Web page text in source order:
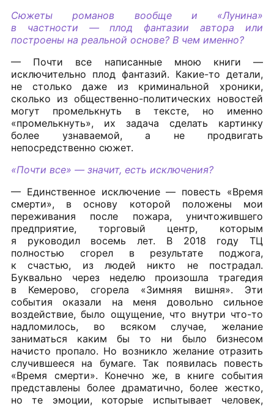
Сюжеты романов вообще и «Лунина»
в частности — плод фантазии автора или
построены на реальной основе? В чем именно?
— Почти все написанные мною книги —
исключительно плод фантазий. Какие-то детали,
не столько даже из криминальной хроники,
сколько из общественно-политических новостей
могут промелькнуть в тексте, но именно
«промелькнуть», их задача сделать картинку
более узнаваемой, а не продвигать
непосредственно сюжет.
«Почти все» — значит, есть исключения?
— Единственное исключение — повесть «Время
смерти», в основу которой положены мои
переживания после пожара, уничтожившего
предприятие, торговый центр, которым
я руководил восемь лет. В 2018 году ТЦ
полностью сгорел в результате поджога,
к счастью, из людей никто не пострадал.
Буквально через неделю произошла трагедия
в Кемерово, сгорела «Зимняя вишня». Эти
события оказали на меня довольно сильное
воздействие, было ощущение, что внутри что-то
надломилось, во всяком случае, желание
заниматься каким бы то ни было бизнесом
начисто пропало. Но возникло желание отразить
случившееся на бумаге. Так появилась повесть
«Время смерти». Конечно же, в книге события
представлены более драматично, более жестко,
но те эмоции, которые испытывает человек,